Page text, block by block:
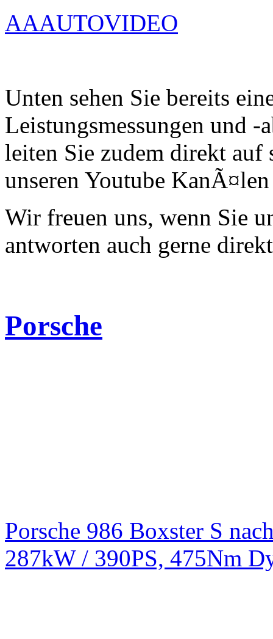
AAAUTOVIDEO
Unten sehen Sie bereits
Leistungsmessungen und -
leiten Sie zudem direkt auf
unseren Youtube
Wir freuen uns, wenn Sie
antworten auch gerne
Porsche
Porsche 986 Boxster S
287kW / 390PS, 475Nm